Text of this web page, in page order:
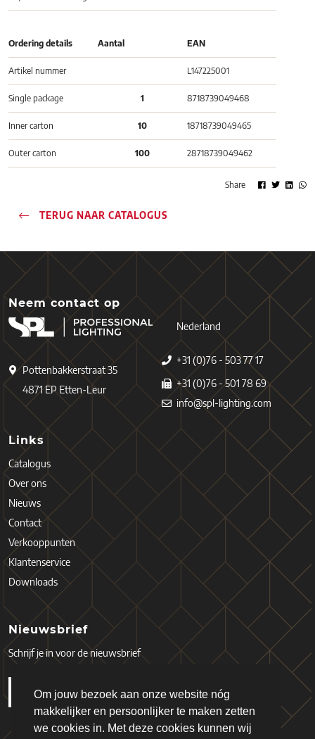
Om jouw bezoek aan onze website nóg
makkelijker en persoonlijker te maken zetten
we cookies in. Met deze cookies kunnen wij
Ordering details Aantal EAN
Artikel nummer L147225001
Single package 1 8718739049468
Inner carton 10 18718739049465
Outer carton 100 28718739049462
Share
TERUG NAAR CATALOGUS
Neem contact op
Pottenbakkerstraat 35
4871 EP Etten-Leur
Nederland
+31 (0)76 - 503 77 17
+31 (0)76 - 501 78 69
info@spl-lighting.com
Links
Catalogus
Over ons
Nieuws
Contact
Verkooppunten
Klantenservice
Downloads
Nieuwsbrief
Schrijf je in voor de nieuwsbrief